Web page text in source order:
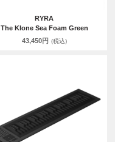
RYRA
The Klone Sea Foam Green
43,450円 (税込)